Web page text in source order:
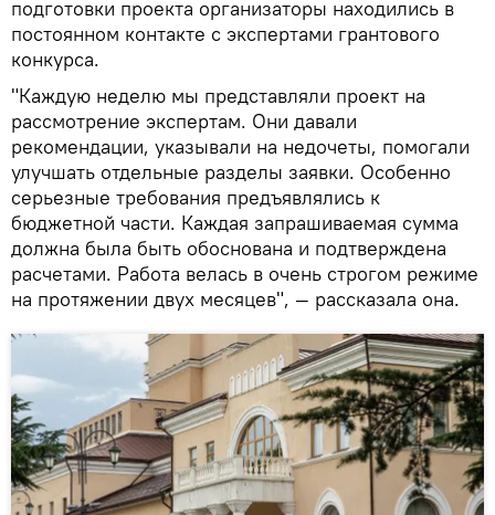
подготовки проекта организаторы находились в
постоянном контакте с экспертами грантового
конкурса.
"Каждую неделю мы представляли проект на
рассмотрение экспертам. Они давали
рекомендации, указывали на недочеты, помогали
улучшать отдельные разделы заявки. Особенно
серьезные требования предъявлялись к
бюджетной части. Каждая запрашиваемая сумма
должна была быть обоснована и подтверждена
расчетами. Работа велась в очень строгом режиме
на протяжении двух месяцев", — рассказала она.